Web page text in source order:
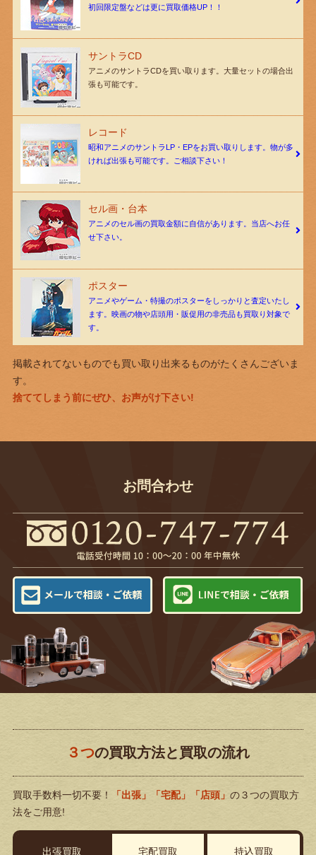
初回限定盤などは更に買取価格UP！！
サントラCD
アニメのサントラCDを買い取ります。大量セットの場合出
張も可能です。
レコード
昭和アニメのサントラLP・EPをお買い取りします。物が多
ければ出張も可能です。ご相談下さい！
セル画・台本
アニメのセル画の買取金額に自信があります。当店へお任
せ下さい。
ポスター
アニメやゲーム・特撮のポスターをしっかりと査定いたし
ます。映画の物や店頭用・販促用の非売品も買取り対象で
す。
掲載されてないものでも買い取り出来るものがたくさんございま
す。
捨ててしまう前にぜひ、お声がけ下さい!
お問合わせ
３つの買取方法と買取の流れ
買取手数料一切不要！ 「出張」「宅配」「店頭」 の３つの買取方
法をご用意!
出張買取 宅配買取 持込買取